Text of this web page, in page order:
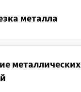
металла
металлических